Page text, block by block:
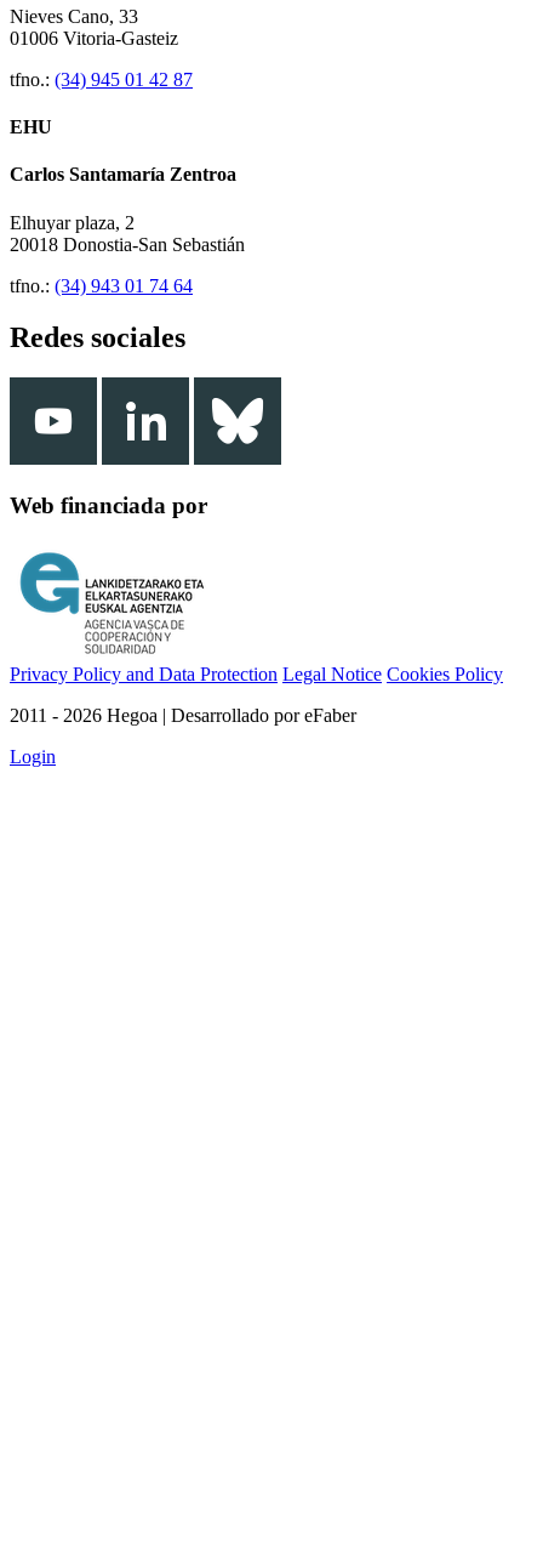
Nieves Cano, 33
01006 Vitoria-Gasteiz
tfno.: (34) 945 01 42 87
EHU
Carlos Santamaría Zentroa
Elhuyar plaza, 2
20018 Donostia-San Sebastián
tfno.: (34) 943 01 74 64
Redes sociales
Web financiada por
Privacy Policy and Data Protection Legal Notice Cookies Policy
2011 - 2026 Hegoa | Desarrollado por eFaber
Login